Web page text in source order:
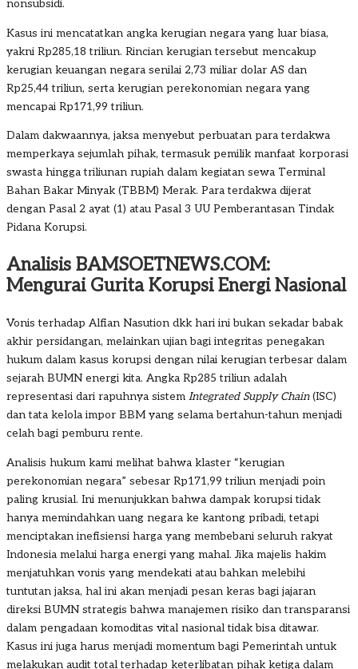
nonsubsidi.
Kasus ini mencatatkan angka kerugian negara yang luar biasa,
yakni Rp285,18 triliun. Rincian kerugian tersebut mencakup
kerugian keuangan negara senilai 2,73 miliar dolar AS dan
Rp25,44 triliun, serta kerugian perekonomian negara yang
mencapai Rp171,99 triliun.
Dalam dakwaannya, jaksa menyebut perbuatan para terdakwa
memperkaya sejumlah pihak, termasuk pemilik manfaat korporasi
swasta hingga triliunan rupiah dalam kegiatan sewa Terminal
Bahan Bakar Minyak (TBBM) Merak. Para terdakwa dijerat
dengan Pasal 2 ayat (1) atau Pasal 3 UU Pemberantasan Tindak
Pidana Korupsi.
Analisis BAMSOETNEWS.COM:
Mengurai Gurita Korupsi Energi Nasional
Vonis terhadap Alfian Nasution dkk hari ini bukan sekadar babak
akhir persidangan, melainkan ujian bagi integritas penegakan
hukum dalam kasus korupsi dengan nilai kerugian terbesar dalam
sejarah BUMN energi kita. Angka Rp285 triliun adalah
representasi dari rapuhnya sistem Integrated Supply Chain(ISC)
dan tata kelola impor BBM yang selama bertahun-tahun menjadi
celah bagi pemburu rente.
Analisis hukum kami melihat bahwa klaster “kerugian
perekonomian negara” sebesar Rp171,99 triliun menjadi poin
paling krusial. Ini menunjukkan bahwa dampak korupsi tidak
hanya memindahkan uang negara ke kantong pribadi, tetapi
menciptakan inefisiensi harga yang membebani seluruh rakyat
Indonesia melalui harga energi yang mahal. Jika majelis hakim
menjatuhkan vonis yang mendekati atau bahkan melebihi
tuntutan jaksa, hal ini akan menjadi pesan keras bagi jajaran
direksi BUMN strategis bahwa manajemen risiko dan transparansi
dalam pengadaan komoditas vital nasional tidak bisa ditawar.
Kasus ini juga harus menjadi momentum bagi Pemerintah untuk
melakukan audit total terhadap keterlibatan pihak ketiga dalam